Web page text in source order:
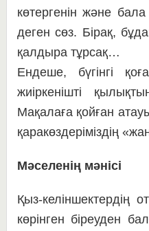
көтергенін және бала
деген сөз. Бі­рақ,
қалдыра тұрсақ…
Ендеше, бүгінгі
жиіркенішті
Мақалаға қойған
қаракөздеріміздің
Мәселенің мәнісі
Қыз-келіншектердің
көрінген біреуден